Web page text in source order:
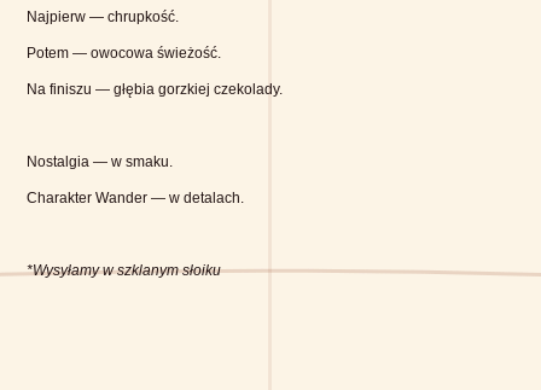
Najpierw — chrupkość.
Potem — owocowa świeżość.
Na finiszu — głębia gorzkiej czekolady.
Nostalgia — w smaku.
Charakter Wander — w detalach.
*Wysyłamy w szklanym słoiku